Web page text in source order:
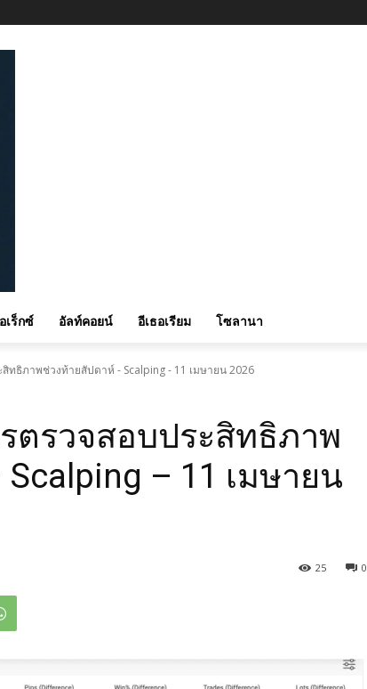
เร็กซ์ อัลท์คอยน์ อีเธอเรียม โซลานา
ทธิภาพช่วงท้ายสัปดาห์ - Scalping - 11 เมษายน 2026
ตรวจสอบประสิทธิภาพ
– 11 เมษายน
0
25